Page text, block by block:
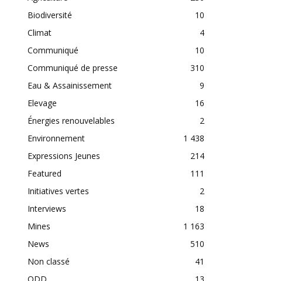
Biodiversité
10
Climat
4
Communiqué
10
Communiqué de presse
310
Eau & Assainissement
9
Elevage
16
Énergies renouvelables
2
Environnement
1 438
Expressions Jeunes
214
Featured
111
Initiatives vertes
2
Interviews
18
Mines
1 163
News
510
Non classé
41